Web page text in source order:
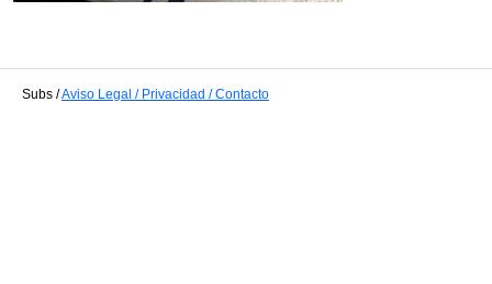
Subs /Aviso Legal / Privacidad / Contacto